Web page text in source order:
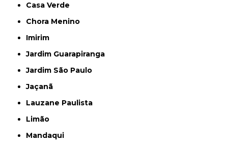
Casa Verde
Chora Menino
Imirim
Jardim Guarapiranga
Jardim São Paulo
Jaçanã
Lauzane Paulista
Limão
Mandaqui